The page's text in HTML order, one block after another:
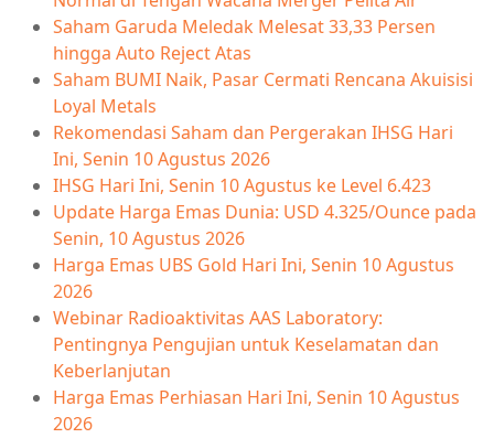
Saham Garuda Meledak Melesat 33,33 Persen
hingga Auto Reject Atas
Saham BUMI Naik, Pasar Cermati Rencana Akuisisi
Loyal Metals
Rekomendasi Saham dan Pergerakan IHSG Hari
Ini, Senin 10 Agustus 2026
IHSG Hari Ini, Senin 10 Agustus ke Level 6.423
Update Harga Emas Dunia: USD 4.325/Ounce pada
Senin, 10 Agustus 2026
Harga Emas UBS Gold Hari Ini, Senin 10 Agustus
2026
Webinar Radioaktivitas AAS Laboratory:
Pentingnya Pengujian untuk Keselamatan dan
Keberlanjutan
Harga Emas Perhiasan Hari Ini, Senin 10 Agustus
2026